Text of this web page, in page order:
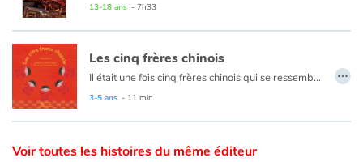
Accueil
Famille
Écoles
Laura, jeune écrivain de science-fiction, découvre son existence lorsqu’elle bascule par hasard dans l’univers qu’elle a créé. Recrutée par l’IRREEL, elle en découvre les missions et les secrets. Ses agents, des personnages secondaires de la littérature, ont le pouvoir de voyager d’un livre à l’autre : ils sont là pour lutter contre les anomalies qui perturbent les récits. En plus des modifications accidentelles, des personnages rebelles, menés par le célèbre Arsène Lupin, semblent décidés à semer le désordre.
13-18 ans - 7h33
Les cinq frères chinois
Il était une fois cinq frères chinois qui se ressemblaient comme une goutte d'eau ressemble à une autre goutte d'eau. Chacun d'eux possédait un don bien particulier. Un jour, l'aîné des frères est tenu responsable de la disparition d'un petit garçon. La sentence ne se fait pas attendre. Il est condamné à mort. Cependant, les cinq frères sont comme les cinq doigts de la main. Rien ne peut les séparer. Et avec leurs fabuleux pouvoirs, ils ont plus d'un tour dans leur sac…
3-5 ans - 11 min
…
Voir toutes les histoires du même éditeur